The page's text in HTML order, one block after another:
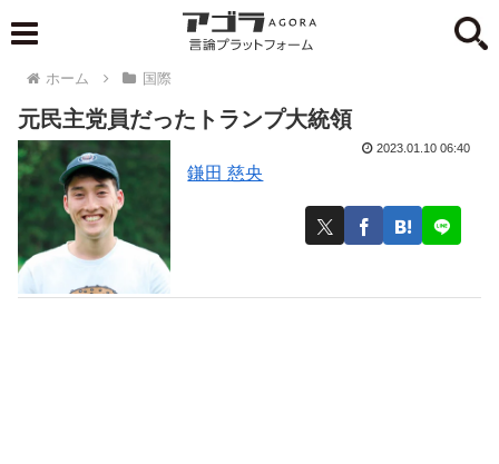
ホーム 国際
元民主党員だったトランプ大統領
鎌田 慈央
2023.01.10 06:40